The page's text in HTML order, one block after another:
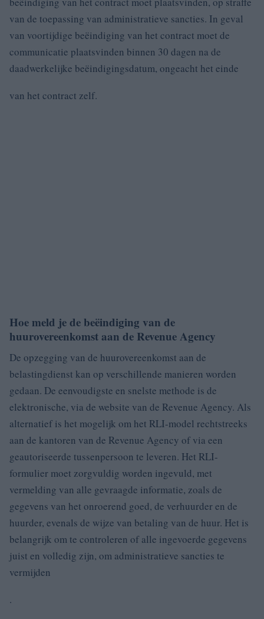
van de toepassing van administratieve sancties. In geval
van voortijdige beëindiging van het contract moet de
communicatie plaatsvinden binnen 30 dagen na de
daadwerkelijke beëindigingsdatum, ongeacht het einde
van het contract zelf.
Hoe meld je de beëindiging van de
huurovereenkomst aan de Revenue Agency
De opzegging van de huurovereenkomst aan de
belastingdienst kan op verschillende manieren worden
gedaan. De eenvoudigste en snelste methode is de
elektronische, via de website van de Revenue Agency. Als
alternatief is het mogelijk om het RLI-model rechtstreeks
aan de kantoren van de Revenue Agency of via een
geautoriseerde tussenpersoon te leveren. Het RLI-
formulier moet zorgvuldig worden ingevuld, met
vermelding van alle gevraagde informatie, zoals de
gegevens van het onroerend goed, de verhuurder en de
huurder, evenals de wijze van betaling van de huur. Het is
belangrijk om te controleren of alle ingevoerde gegevens
juist en volledig zijn, om administratieve sancties te
vermijden
.